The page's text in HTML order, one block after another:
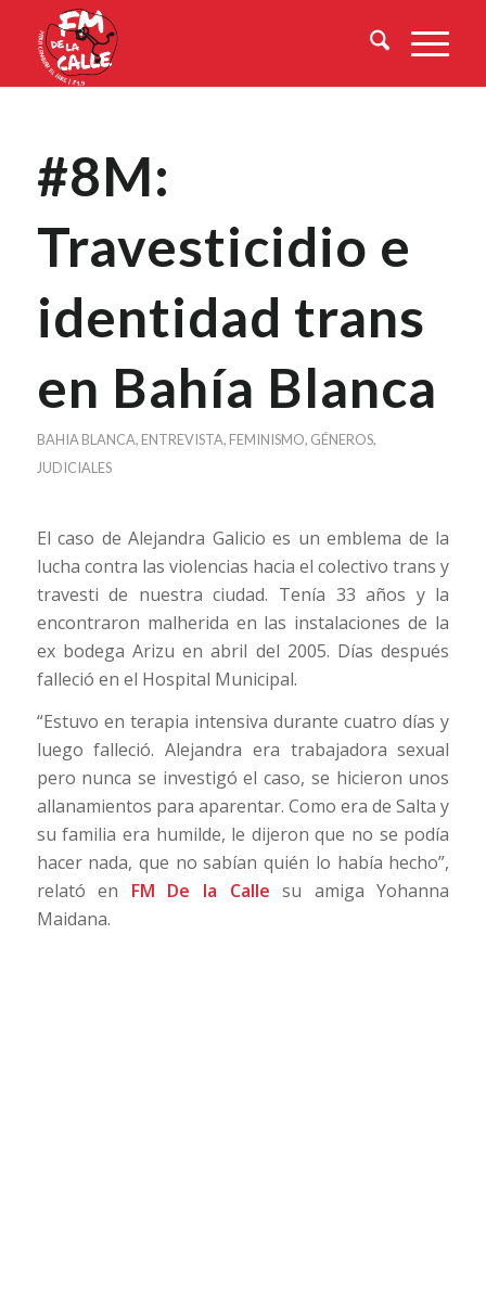
#8M:
Travesticidio e
identidad trans
en Bahía Blanca
BAHIA BLANCA, ENTREVISTA, FEMINISMO, GÉNEROS,
JUDICIALES
El caso de Alejandra Galicio es un emblema de la
lucha contra las violencias hacia el colectivo trans y
travesti de nuestra ciudad. Tenía 33 años y la
encontraron malherida en las instalaciones de la
ex bodega Arizu en abril del 2005. Días después
falleció en el Hospital Municipal.
“Estuvo en terapia intensiva durante cuatro días y
luego falleció. Alejandra era trabajadora sexual
pero nunca se investigó el caso, se hicieron unos
allanamientos para aparentar. Como era de Salta y
su familia era humilde, le dijeron que no se podía
hacer nada, que no sabían quién lo había hecho”,
relató en FM De la Calle su amiga Yohanna
Maidana.